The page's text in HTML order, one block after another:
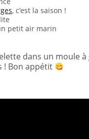
, c’est la saison !
petit air marin
dans un moule
! Bon appétit